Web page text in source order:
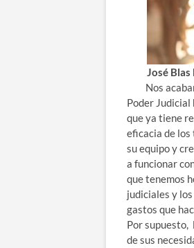
José Blas
Nos acaban
Poder Judicial
que ya tiene
eficacia de los
su equipo y
a funcionar
que tenemos
judiciales y
gastos que
Por supuesto,
de sus